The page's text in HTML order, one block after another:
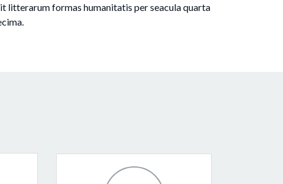
litterarum formas humanitatis per seacula quarta